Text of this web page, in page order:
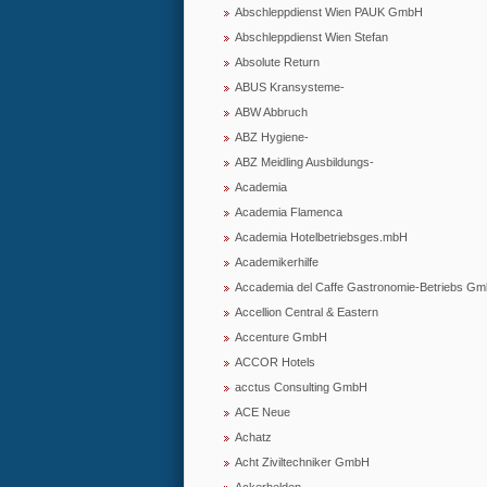
Abschleppdienst Wien PAUK GmbH
Abschleppdienst Wien Stefan
Absolute Return
ABUS Kransysteme-
ABW Abbruch
ABZ Hygiene-
ABZ Meidling Ausbildungs-
Academia
Academia Flamenca
Academia Hotelbetriebsges.mbH
Academikerhilfe
Accademia del Caffe Gastronomie-Betriebs
Accellion Central & Eastern
Accenture GmbH
ACCOR Hotels
acctus Consulting GmbH
ACE Neue
Achatz
Acht Ziviltechniker GmbH